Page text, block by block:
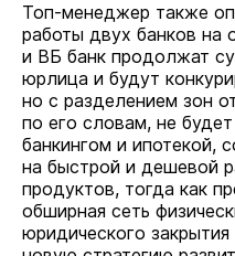
Топ-менеджер также
работы двух банков
и ВБ банк продолжат
юрлица и будут
но с разделением зон
по его словам, не
банкингом и ипотекой,
на быстрой и дешевой
продуктов, тогда как
обширная сеть
юридического